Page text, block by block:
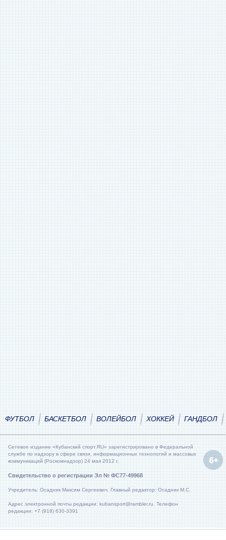
ФУТБОЛ БАСКЕТБОЛ ВОЛЕЙБОЛ ХОККЕЙ ГАНДБОЛ
Сетевое издание «Кубанский спорт.RU» зарегистрировано в Федеральной
службе по надзору в сфере связи, информационных технологий и массовых
коммуникаций (Роскомнадзор) 24 мая 2012 г.
Свидетельство о регистрации Эл № ФС77-49968
Учредитель: Осадник Максим Сергеевич. Главный редактор: Осадник М.С.
Адрес электронной почты редакции: kubansport@rambler.ru. Телефон
редакции: +7 (918) 630-3391